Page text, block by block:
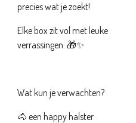
precies wat je zoekt!
Elke box zit vol met leuke
verrassingen. 🎁✨
Wat kun je verwachten?
🐴 een happy halster